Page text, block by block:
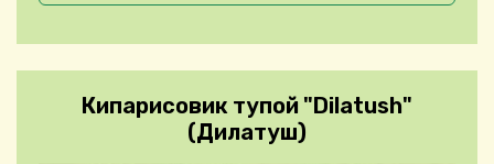
Кипарисовик тупой "Dilatush"
(Дилатуш)